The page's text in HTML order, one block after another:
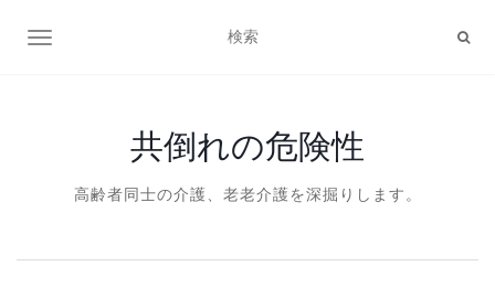
ナビゲーション切り替え
共倒れの危険性
高齢者同士の介護、老老介護を深掘りします。